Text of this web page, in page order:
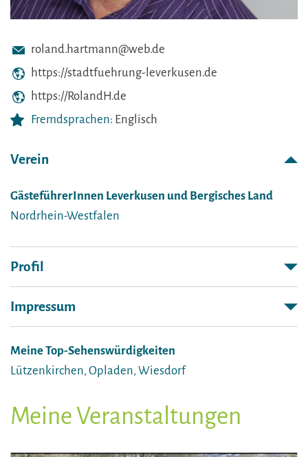
roland.hartmann@web.de
https://stadtfuehrung-leverkusen.de
https://RolandH.de
Fremdsprachen: Englisch
Verein
GästeführerInnen Leverkusen und Bergisches Land
Nordrhein-Westfalen
Profil
Impressum
Meine Top-Sehenswürdigkeiten
Lützenkirchen, Opladen, Wiesdorf
Meine Veranstaltungen